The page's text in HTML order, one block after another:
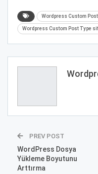
Wordpress Custom Post
Wordpress Custom Post Type
PREV POST
WordPress Dosya
Yükleme Boyutunu
Arttırma